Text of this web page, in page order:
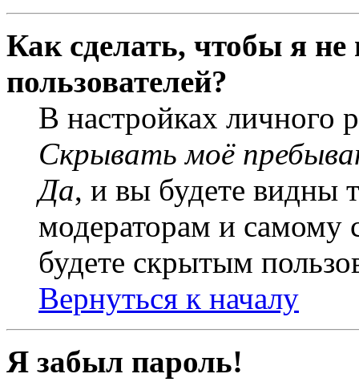
Как сделать, чтобы я
пользователей?
В настройках личного
Скрывать моё
Да, и вы будете видны
модераторам и самому
будете скрытым
Вернуться к началу
Я забыл пароль!